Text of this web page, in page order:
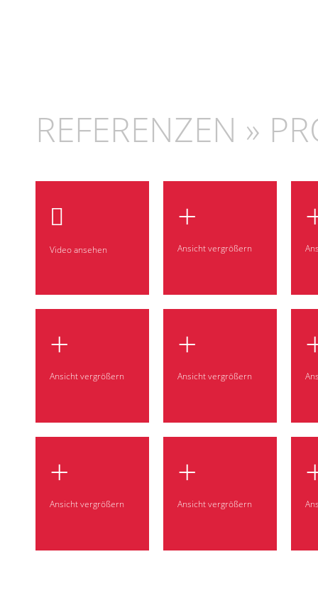
REFERENZEN »
Video ansehen
+
Ansicht vergrößern
+
Ansicht vergrößern
+
Ansicht vergrößern
+
Ansicht vergrößern
+
Ansicht vergrößern